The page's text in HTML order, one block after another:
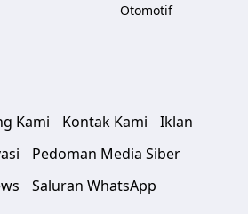
Otomotif
Kami Kontak Kami
Iklan
Pedoman Media Siber
Saluran WhatsApp